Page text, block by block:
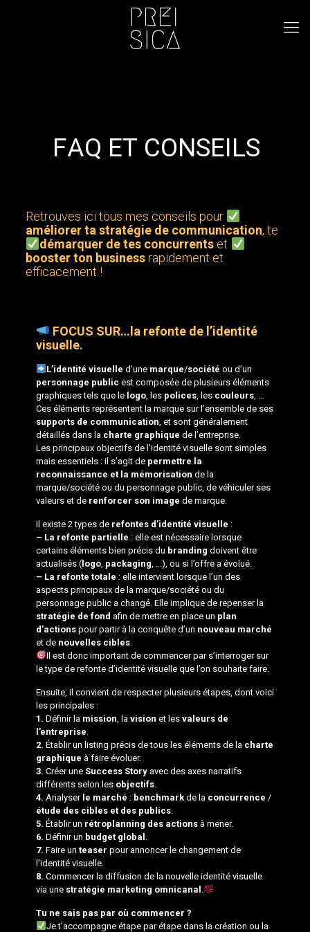
FAQ ET CONSEILS
Retrouves ici tous mes conseils pour
améliorer ta stratégie de communication, te
démarquer de tes concurrents et
booster ton businessrapidement et
efficacement !
FOCUS SUR…la refonte de l’identité
visuelle.
L’identité visuelle d’une marque/société ou d’un
personnage public est composée de plusieurs éléments
graphiques tels que le logo, les polices, les couleurs, …
Ces éléments représentent la marque sur l’ensemble de ses
supports de communication , et sont généralement
détaillés dans la charte graphique de l’entreprise.
Les principaux objectifs de l’identité visuelle sont simples
mais essentiels : il s’agit de permettre la
reconnaissance et la mémorisation de la
marque/société ou du personnage public, de véhiculer ses
valeurs et de renforcer son image de marque.
Il existe 2 types de refontes d’identité visuelle :
– La refonte partielle : elle est nécessaire lorsque
certains éléments bien précis du branding doivent être
actualisés (logo, packaging , …), ou si l’offre a évolué.
– La refonte totale : elle intervient lorsque l’un des
aspects principaux de la marque/société ou du
personnage public a changé. Elle implique de repenser la
stratégie de fond afin de mettre en place un plan
d’actionspour partir à la conquête d’un nouveau marché
et de nouvelles cibles.
Il est donc important de commencer par s’interroger sur
le type de refonte d’identité visuelle que l’on souhaite faire.
Ensuite, il convient de respecter plusieurs étapes, dont voici
les principales :
1. Définir la mission , la vision et les valeurs de
l’entreprise
2. Établir un listing précis de tous les éléments de la charte
graphique à faire évoluer.
3. Créer une Success Storyavec des axes narratifs
différents selon les objectifs.
4. Analyserle marché : benchmark de la concurrence /
étude des cibles et des publics.
5. Établir un rétroplanning des actionsà mener.
6. Définir un budget global
7. Faire un teaser pour annoncer le changement de
l’identité visuelle.
8. Commencer la diffusion de la nouvelle identité visuelle
via une stratégie marketing omnicanal
Tu ne sais pas par où commencer ?
Je t’accompagne étape par étape dans la création ou la